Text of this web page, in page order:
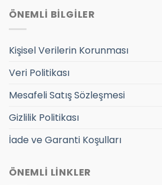
ÖNEMLİ BİLGİLER
Kişisel Verilerin Korunması
Veri Politikası
Mesafeli Satış Sözleşmesi
Gizlilik Politikası
İade ve Garanti Koşulları
ÖNEMLİ LİNKLER